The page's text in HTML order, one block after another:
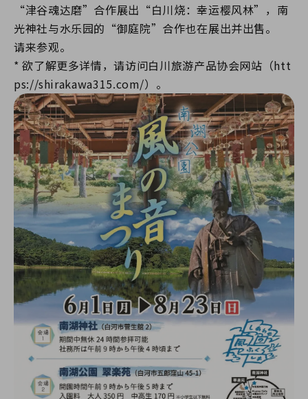
“津谷魂达磨”合作展出“白川烧：幸运樱风林”，南
光神社与水乐园的“御庭院”合作也在展出并出售。
请来参观。
* 欲了解更多详情，请访问白川旅游产品协会网站（htt
ps://shirakawa315.com/）。